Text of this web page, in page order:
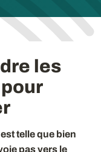
les
telle que bien
pas vers le